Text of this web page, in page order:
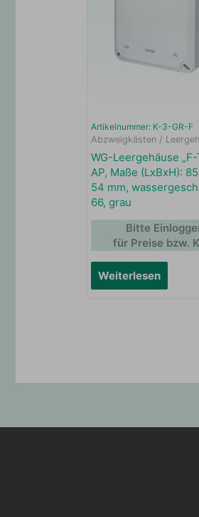
Artikelnummer: K-3-GR-F
Abzweigkästen /
WG-Leergehäuse „F-
AP, Maße (LxBxH):
54 mm,
66, grau
Weiterlesen
Bitte
für Preise bzw.